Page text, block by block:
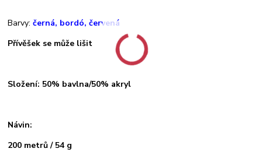
Barvy:černá, bordó, červená
Přívěšek se může lišit
Složení: 50% bavlna/50% akryl
Návin:
200 metrů / 54 g